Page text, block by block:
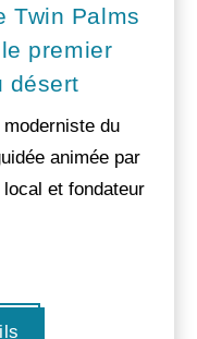
Twin Palms
premier
désert
du
animée par
et fondateur